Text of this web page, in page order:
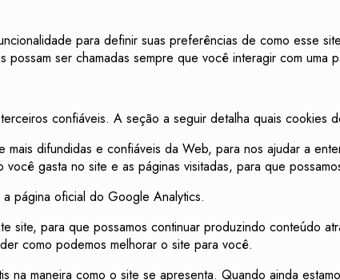
para definir suas preferências de como esse
ser chamadas sempre que você interagir com
confiáveis. A seção a seguir detalha quais
difundidas e confiáveis ​​da Web, para nos ajudar a
gasta no site e as páginas visitadas, para que
página oficial do Google Analytics.
site, para que possamos continuar produzindo conteúdo
como podemos melhorar o site para você.
na maneira como o site se apresenta. Quando ainda